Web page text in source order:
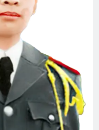
English
Đức Toại K23
Giáng Sinh & năm